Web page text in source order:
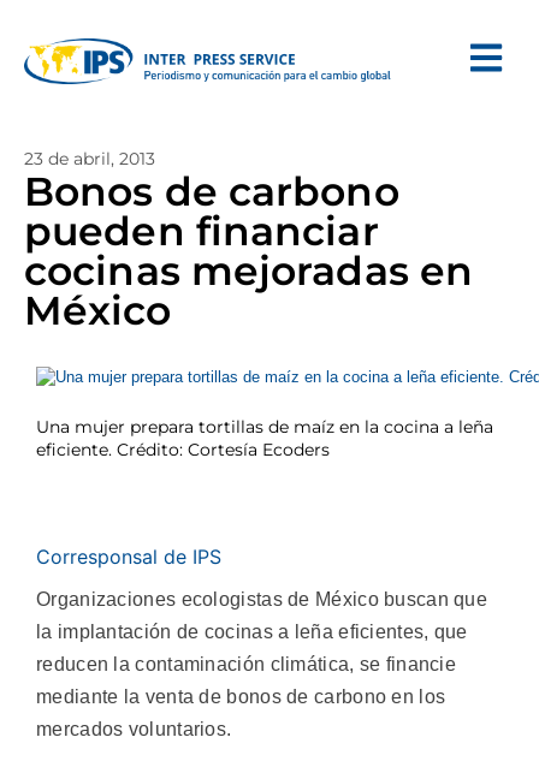
23 de abril, 2013
Bonos de carbono
pueden financiar
cocinas mejoradas en
México
Una mujer prepara tortillas de maíz en la cocina a leña
eficiente. Crédito: Cortesía Ecoders
Corresponsal de IPS
Organizaciones ecologistas de México buscan que
la implantación de cocinas a leña eficientes, que
reducen la contaminación climática, se financie
mediante la venta de bonos de carbono en los
mercados voluntarios.